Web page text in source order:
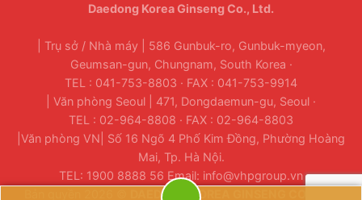
Daedong Korea Ginseng Co., Ltd.
| Trụ sở / Nhà máy | 586 Gunbuk-ro, Gunbuk-myeon,
Geumsan-gun, Chungnam, South Korea ·
TEL : 041-753-8803 · FAX : 041-753-9914
| Văn phòng Seoul | 471, Dongdaemun-gu, Seoul ·
TEL : 02-964-8808 · FAX : 02-964-8803
|Văn phòng VN| Số 16 Ngõ 4 Phố Kim Đồng, Phường Hoàng
Mai, Tp. Hà Nội.
TEL: 1900 8888 56 Email: info@vhpgroup.vn
DAEDONG KOREA GINSENG CO., LTD.